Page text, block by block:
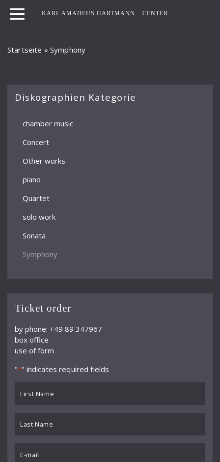
KARL AMADEUS HARTMANN – CENTER
Startseite » Symphony
Diskographien Kategorie
chamber music
Concert
Other works
piano
Quartet
solo work
Sonata
Symphony
Ticket order
by phone: +49 89 347967
box office
use of form
"*" indicates required fields
Name
*
Name
*